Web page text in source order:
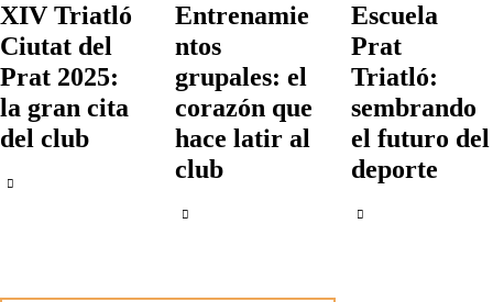
XIV Triatló
Ciutat del
Prat 2025:
la gran cita
del club
Entrenamie
ntos
grupales: el
corazón que
hace latir al
club
Escuela
Prat
Triatló:
sembrando
el futuro del
deporte